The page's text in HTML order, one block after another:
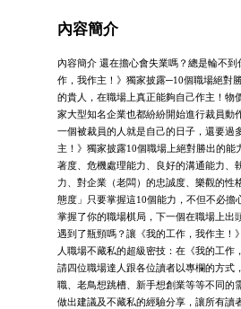
內容簡介
內容簡介 還在擔心會失業嗎？總是輪不到
作，我作主！》獨家披露─10個職場絕對
的貴人，在職場上真正能夠自己作主！物
家大型知名企業也都紛紛開始進行裁員動
一個被裁員的人就是自己的日子，還要過
主！》獨家披露10個職場上絕對勝出的能
著度、危機處理能力、良好的溝通能力、
力、對企業（老闆）的忠誠度、樂觀的性
態度」只要掌握這10個能力，不但不必擔
掌握了你的職場棋局，下一個在職場上出
遇到了瓶頸嗎？讓《我的工作，我作主！
人職場不藏私的超級密技：在《我的工作
請四位職場達人跟各位讀者以專欄的方式
職、老鳥想跳槽、新手想創業等等不同的
做出建議及不藏私的經驗分享，讓所有讀